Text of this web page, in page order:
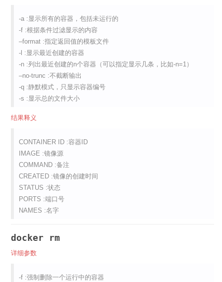
-a :显示所有的容器，包括未运行的
-f :根据条件过滤显示的内容
–format :指定返回值的模板文件
-l :显示最近创建的容器
-n :列出最近创建的n个容器（可以指定显示几条，比如-n=1）
–no-trunc :不截断输出
-q :静默模式，只显示容器编号
-s :显示总的文件大小
结果释义
CONTAINER ID :容器ID
IMAGE :镜像源
COMMAND :备注
CREATED :镜像的创建时间
STATUS :状态
PORTS :端口号
NAMES :名字
docker rm
详细参数
-f :强制删除一个运行中的容器